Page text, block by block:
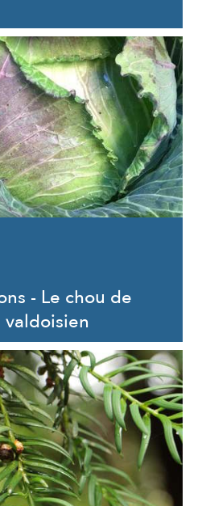
- Le chou de
valdoisien